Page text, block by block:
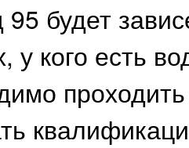
будет
у кого есть